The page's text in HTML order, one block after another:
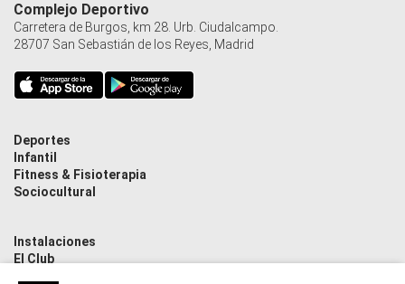
Deportes
Infantil
Fitness & Fisioterapia
Sociocultural
Instalaciones
El Club
Complejo Deportivo
Carretera de Burgos, km 28. Urb. Ciudalcampo.
28707 San Sebastián de los Reyes, Madrid